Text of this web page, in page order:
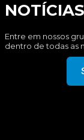
Entre em nossos
dentro de todas as